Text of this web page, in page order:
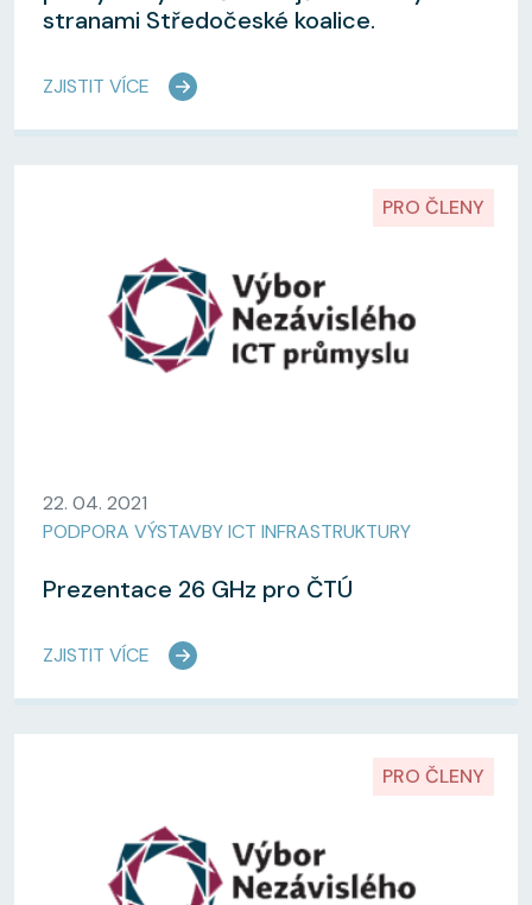
stranami Středočeské koalice.
ZJISTIT VÍCE
PRO ČLENY
22. 04. 2021
PODPORA VÝSTAVBY ICT INFRASTRUKTURY
Prezentace 26 GHz pro ČTÚ
ZJISTIT VÍCE
PRO ČLENY